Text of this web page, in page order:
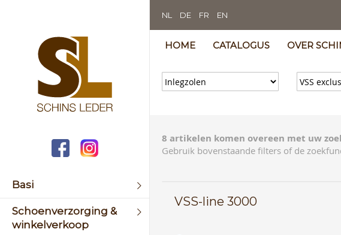
Basi
Schoenverzorging &
winkelverkoop
NL DE FR EN
HOME CATALOGUS OVER
8 artikelen komen overeen met uw
Gebruik bovenstaande filters of de
VSS-line 3000